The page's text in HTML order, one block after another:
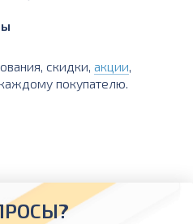
скидки, акции,
покупателю.